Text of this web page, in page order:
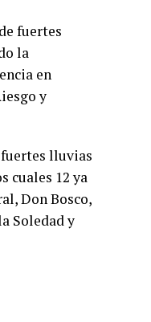
fuertes
la
en
y
lluvias
cuales 12 ya
Don Bosco,
Soledad y